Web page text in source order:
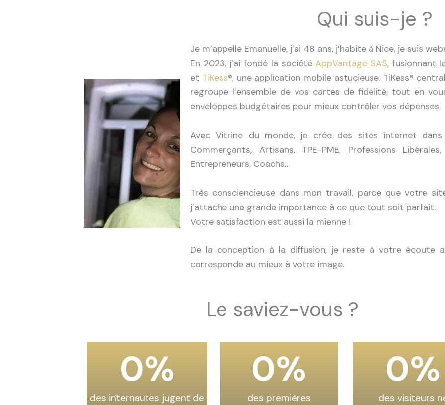
Qui suis-je ?
Je m’appelle Emanuelle, j’ai 48 ans, j’habite à Nice, je suis
En 2023, j’ai fondé la sociétéAppVantage SAS, fusionnant
et TiKess®, une application mobile astucieuse. TiKess®
regroupe l’ensemble de vos cartes de fidélité, tout en
enveloppes budgétaires pour mieux contrôler vos dépenses.
Avec Vitrine du monde, je crée des sites internet
Commerçants, Artisans, TPE-PME, Professions
Entrepreneurs, Coachs…
Très consciencieuse dans mon travail, parce que votre
j’attache une grande importance à ce que tout soit parfait.
Votre satisfaction est aussi la mienne !
De la conception à la diffusion, je reste à votre écoute
corresponde au mieux à votre image.
Le saviez-vous ?
des internautes jugent de
0%
des premières
0%
des visiteurs
0%